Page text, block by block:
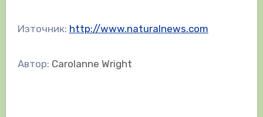
Източник: http://www.naturalnews.com
Автор: Carolanne Wright